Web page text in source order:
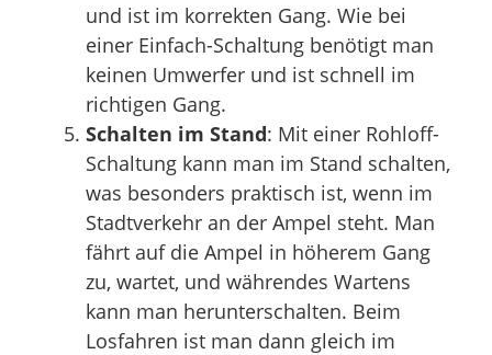
und ist im korrekten Gang. Wie bei
einer Einfach-Schaltung benötigt man
keinen Umwerfer und ist schnell im
richtigen Gang.
Schalten im Stand: Mit einer Rohloff-
Schaltung kann man im Stand schalten,
was besonders praktisch ist, wenn im
Stadtverkehr an der Ampel steht. Man
fährt auf die Ampel in höherem Gang
zu, wartet, und währendes Wartens
kann man herunterschalten. Beim
Losfahren ist man dann gleich im